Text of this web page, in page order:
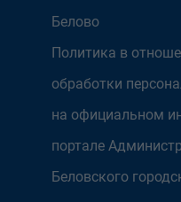
Белово
Политика в
обработки
на официальном
портале
Беловского